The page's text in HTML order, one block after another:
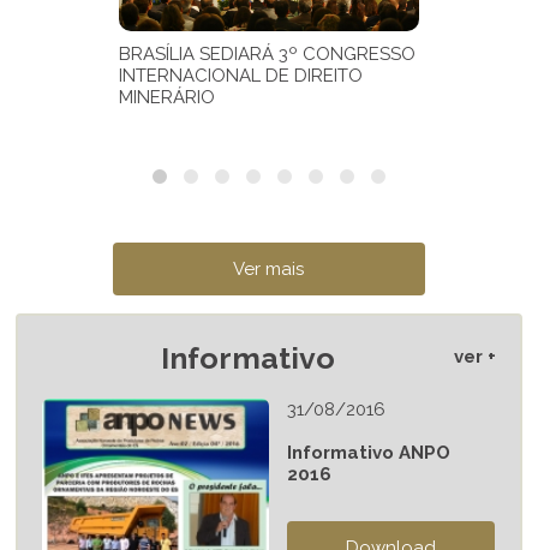
Informativo ver +
31/08/2016
Informativo ANPO
2016